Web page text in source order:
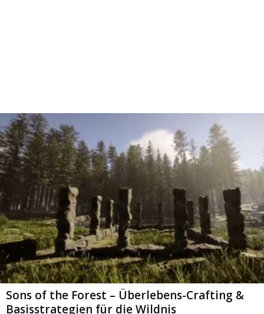
Sons of the Forest – Überlebens-Crafting &
Basisstrategien für die Wildnis